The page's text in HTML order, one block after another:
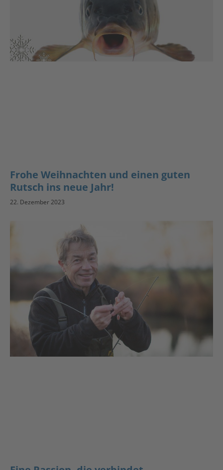
Frohe Weihnachten und einen guten
Rutsch ins neue Jahr!
22. Dezember 2023